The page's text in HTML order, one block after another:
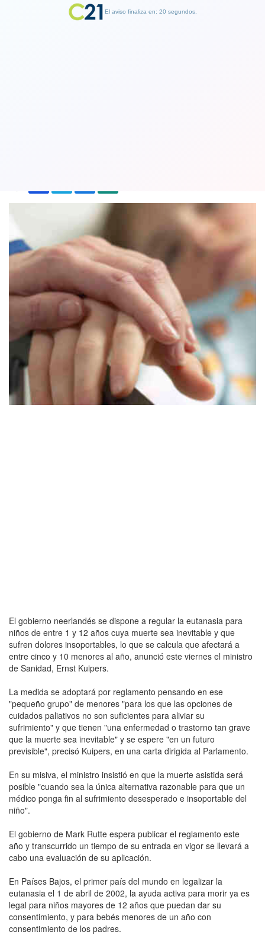
El gobierno neerlandés se dispone a regular la eutanasia para
niños de entre 1 y 12 años cuya muerte sea inevitable y que
sufren dolores insoportables, lo que se calcula que afectará a
entre cinco y 10 menores al año, anunció este viernes el ministro
de Sanidad, Ernst Kuipers.
La medida se adoptará por reglamento pensando en ese
"pequeño grupo" de menores "para los que las opciones de
cuidados paliativos no son suficientes para aliviar su
sufrimiento" y que tienen "una enfermedad o trastorno tan grave
que la muerte sea inevitable" y se espere "en un futuro
previsible", precisó Kuipers, en una carta dirigida al Parlamento.
En su misiva, el ministro insistió en que la muerte asistida será
posible "cuando sea la única alternativa razonable para que un
médico ponga fin al sufrimiento desesperado e insoportable del
niño".
El gobierno de Mark Rutte espera publicar el reglamento este
año y transcurrido un tiempo de su entrada en vigor se llevará a
cabo una evaluación de su aplicación.
En Países Bajos, el primer país del mundo en legalizar la
eutanasia el 1 de abril de 2002, la ayuda activa para morir ya es
legal para niños mayores de 12 años que puedan dar su
consentimiento, y para bebés menores de un año con
consentimiento de los padres.
El aviso finaliza en: 19 segundos.